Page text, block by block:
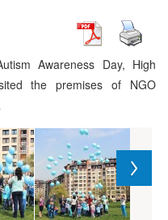
Awareness Day, High
the premises of NGO